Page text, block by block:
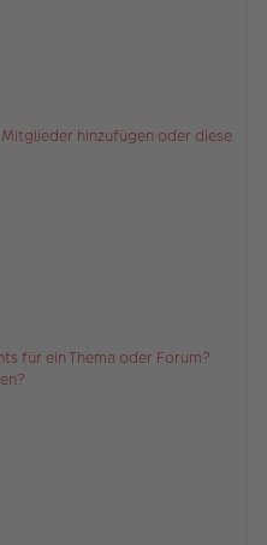
hinzufügen oder diese
für ein Thema oder Forum?